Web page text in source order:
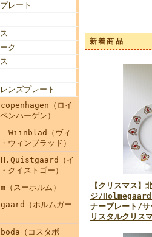
レート
ク
ンズプレート
（ロイ
ンハーゲン）
Wiinblad（ヴィ
ウィンブラッド）
（イ
クイストゴー）
（スーホルム）
（ホルムガー
（コスタボ
新着商品
【クリスマス】
ジ/
ナープレート/
リスタルクリス